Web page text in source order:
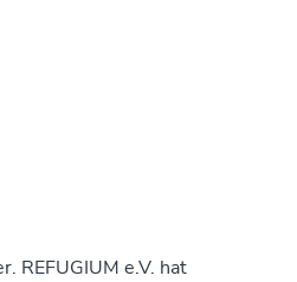
REFUGIUM e.V. hat